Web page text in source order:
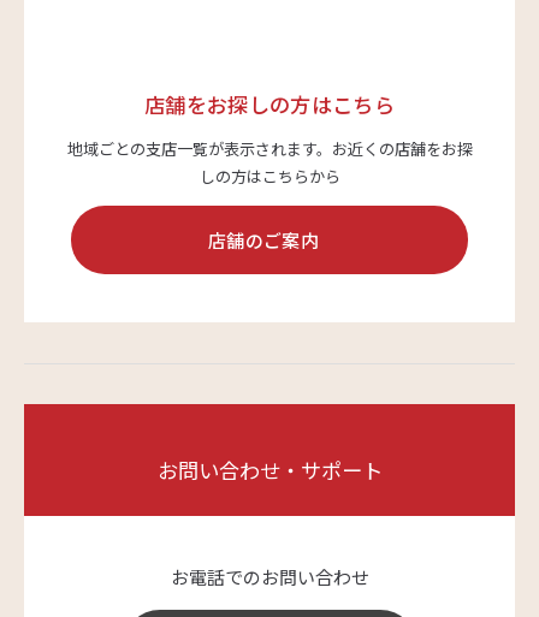
店舗をお探しの方はこちら
地域ごとの支店一覧が表示されます。 お近くの店舗をお探
しの方はこちらから
店舗のご案内
お問い合わせ・サポート
お電話でのお問い合わせ